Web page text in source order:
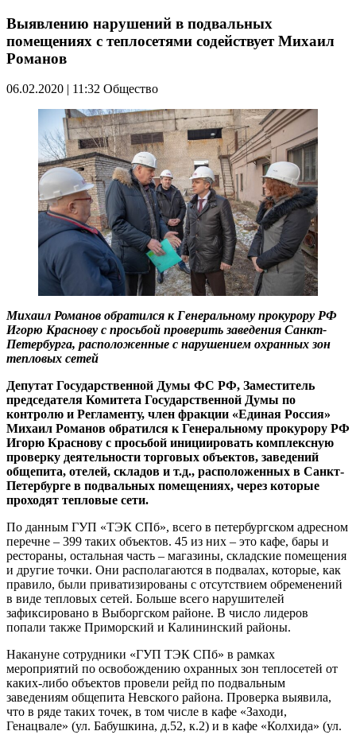
Выявлению нарушений в подвальных
помещениях с теплосетями содействует Михаил
Романов
06.02.2020 | 11:32 Общество
Михаил Романов обратился к Генеральному прокурору РФ
Игорю Краснову с просьбой проверить заведения Санкт-
Петербурга, расположенные с нарушением охранных зон
тепловых сетей
Депутат Государственной Думы ФС РФ, Заместитель
председателя Комитета Государственной Думы по
контролю и Регламенту, член фракции «Единая Россия»
Михаил Романов обратился к Генеральному прокурору РФ
Игорю Краснову с просьбой инициировать комплексную
проверку деятельности торговых объектов, заведений
общепита, отелей, складов и т.д., расположенных в Санкт-
Петербурге в подвальных помещениях, через которые
проходят тепловые сети.
По данным ГУП «ТЭК СПб», всего в петербургском адресном
перечне – 399 таких объектов. 45 из них – это кафе, бары и
рестораны, остальная часть – магазины, складские помещения
и другие точки. Они располагаются в подвалах, которые, как
правило, были приватизированы с отсутствием обременений
в виде тепловых сетей. Больше всего нарушителей
зафиксировано в Выборгском районе. В число лидеров
попали также Приморский и Калининский районы.
Накануне сотрудники «ГУП ТЭК СПб» в рамках
мероприятий по освобождению охранных зон теплосетей от
каких-либо объектов провели рейд по подвальным
заведениям общепита Невского района. Проверка выявила,
что в ряде таких точек, в том числе в кафе «Заходи,
Генацвале» (ул. Бабушкина, д.52, к.2) и в кафе «Колхида» (ул.